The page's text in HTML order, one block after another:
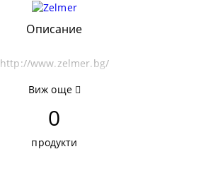
Описание
http://www.zelmer.bg/
Виж още
0
продукти